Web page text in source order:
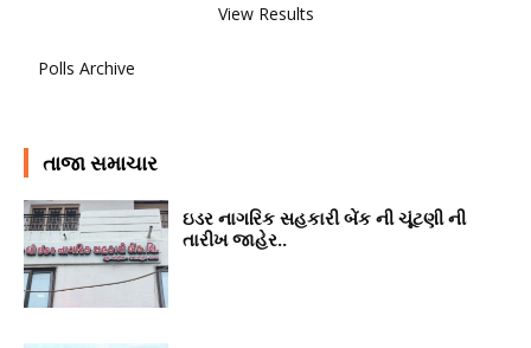
View Results
Polls Archive
તાજા સમાચાર
ઇડર નાગરિક સહકારી બેંક ની ચૂંટણી ની
તારીખ જાહેર..